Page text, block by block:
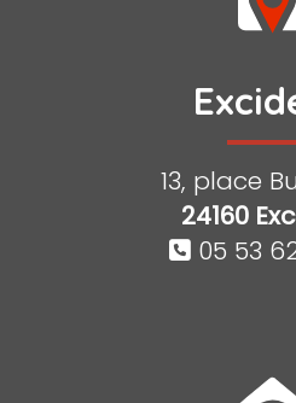
13, place
24160
05 53